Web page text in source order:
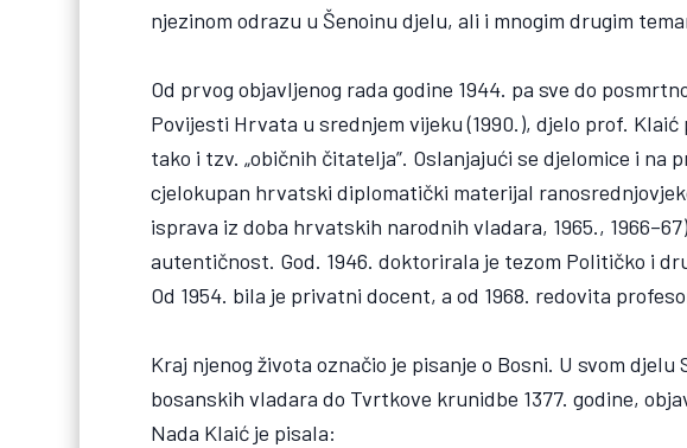
njezinom odrazu u Šenoinu djelu, ali i mnogim drugim
Od prvog objavljenog rada godine 1944. pa sve do
Povijesti Hrvata u srednjem vijeku (1990.), djelo prof.
tako i tzv. „običnih čitatelja”. Oslanjajući se djelomice i
cjelokupan hrvatski diplomatički materijal
isprava iz doba hrvatskih narodnih vladara, 1965.,
autentičnost. God. 1946. doktorirala je tezom Političko i
Od 1954. bila je privatni docent, a od 1968. redovita
Kraj njenog života označio je pisanje o Bosni. U svom
bosanskih vladara do Tvrtkove krunidbe 1377. godine,
Nada Klaić je pisala: